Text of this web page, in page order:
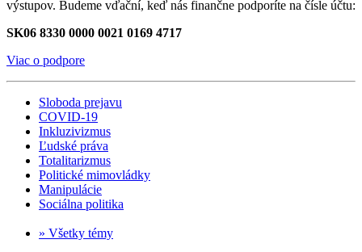
výstupov. Budeme vďační, keď nás finančne podporíte na čísle účtu:
SK06 8330 0000 0021 0169 4717
Viac o podpore
Sloboda prejavu
COVID-19
Inkluzivizmus
Ľudské práva
Totalitarizmus
Politické mimovládky
Manipulácie
Sociálna politika
» Všetky témy